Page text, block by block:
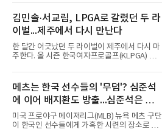
동과 관련한 여러 소문이 퍼지면서, 과거 LG 이
적 이후 겪었던 일들까지 다시 주목받고 있다.일
각에서는 함덕주가 LG 공식 계정 '언팔' 및 관련
게시물을 정리하고 친정팀 두산 베어스 계정을
팔로우하고 두산과 관련된 흔적만 남겼다는 주
장이 나오고 있다. 또한 상대 팀 선수의 홈런 릴
스에 '좋아요'를 눌렀다는 이야기도 전해지고 있
럼에도 팬들 사이에서 논란이 커진 이유는 그가
LG 이적 후 부상과 재활로
김민솔·서교림, LPGA로 갈렸던 두 라
이벌...제주에서 다시 만난다
한 달간 어긋났던 두 라이벌이 제주에서 다시 마
주한다. 올 시즌 한국여자프로골프(KLPGA) 투
다.KLPGA 투어는 6일 제주도 서귀포시 테디 밸
리 골프 앤 리조트의 밸리·테디 코스(파72)에서
개막하는 제주삼다수 마스터스(총상금 10억원·
우승 상금 1억8천만원)로 하반기를 시작한다.두
선수의 재회 자체가 화제다. 올 시즌 3승으로 대
상 포인트(313점), 상금(9억8천400만원), 평균
타수(70.41타) 등 주요 부문 1위를 달리는 김민
메츠는 한국 선수들의 '무덤'? 심준석
에 이어 배지환도 방출...심준석은 이
미 귀국, 배지환은 미국 잔류할 듯
미국 프로야구 메이저리그(MLB) 뉴욕 메츠 구단
이 한국인 선수들에게 가혹한 시련의 장소로 전